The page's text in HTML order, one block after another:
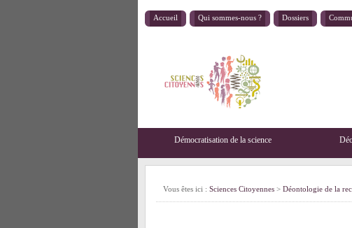
Accueil Qui sommes-nous ? Dossiers
Démocratisation de la science
Vous êtes ici : Sciences Citoyennes > Déontologie de la